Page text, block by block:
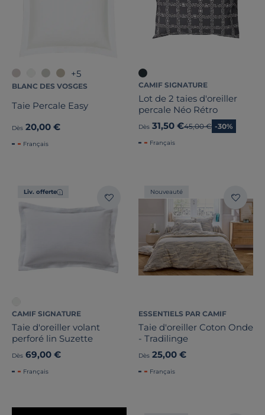
+5
BLANC DES VOSGES
Taie Percale Easy
Dès 20,00 €
Français
CAMIF SIGNATURE
Lot de 2 taies d'oreiller
percale Néo Rétro
Dès 31,50 €Ancien prix
45,00 € -30%
Français
Liv. offerte
CAMIF SIGNATURE
Taie d'oreiller volant
perforé lin Suzette
Dès 69,00 €
Français
Nouveauté
ESSENTIELS PAR CAMIF
Taie d'oreiller Coton Onde
- Tradilinge
Dès 25,00 €
Français